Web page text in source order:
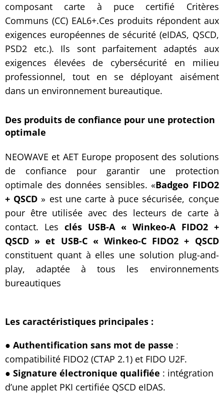
composant carte à puce certifié Critères
Communs (CC) EAL6+.Ces produits répondent aux
exigences européennes de sécurité (eIDAS, QSCD,
PSD2 etc.). Ils sont parfaitement adaptés aux
exigences élevées de cybersécurité en milieu
professionnel, tout en se déployant aisément
dans un environnement bureautique.
Des produits de confiance pour une protection
optimale
NEOWAVE et AET Europe proposent des solutions
de confiance pour garantir une protection
optimale des données sensibles. «Badgeo FIDO2
+ QSCD » est une carte à puce sécurisée, conçue
pour être utilisée avec des lecteurs de carte à
contact. Les clés USB-A « Winkeo-A FIDO2 +
QSCD » et USB-C « Winkeo-C FIDO2 + QSCD
constituent quant à elles une solution plug-and-
play, adaptée à tous les environnements
bureautiques
Les caractéristiques principales :
● Authentification sans mot de passe :
compatibilité FIDO2 (CTAP 2.1) et FIDO U2F.
● Signature électronique qualifiée : intégration
d’une applet PKI certifiée QSCD eIDAS.